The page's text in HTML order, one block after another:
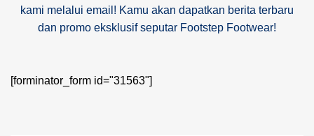
kami melalui email! Kamu akan dapatkan berita terbaru
dan promo eksklusif seputar Footstep Footwear!
[forminator_form id="31563"]